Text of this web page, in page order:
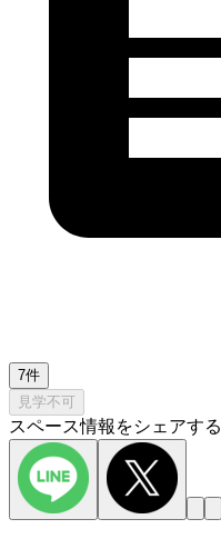
7件
見学不可
スペース情報をシェアする